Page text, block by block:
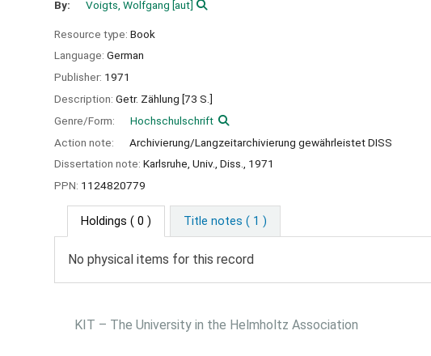
By: Voigts, Wolfgang [aut]
Resource type: Book
Language: German
Publisher: 1971
Description: Getr. Zählung [73 S.]
Genre/Form:
Hochschulschrift
Action note:
Archivierung/Langzeitarchivierung gewährleistet DISS
Dissertation note: Karlsruhe, Univ., Diss., 1971
PPN: 1124820779
Holdings ( 0 ) Title notes ( 1 )
No physical items for this record
KIT – The University in the Helmholtz Association